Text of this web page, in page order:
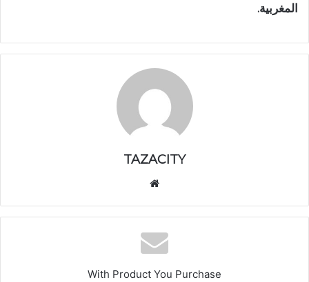
المغربية.
TAZACITY
الوي
ب
With Product You Purchase